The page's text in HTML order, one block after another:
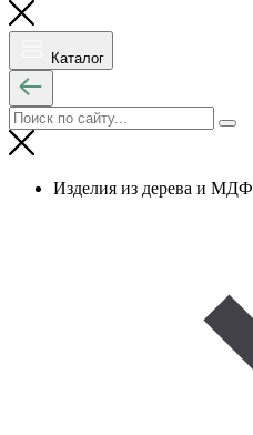
Каталог
Изделия из дерева и МДФ